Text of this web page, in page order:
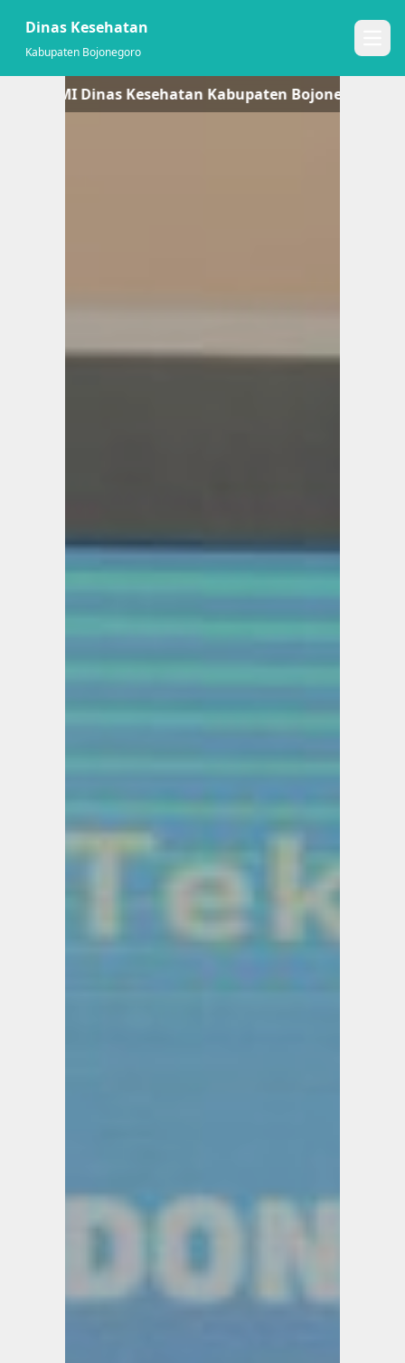
Dinas Kesehatan
Kabupaten Bojonegoro
RESMI Dinas Kesehatan Kabupaten Bojonegoro !! --